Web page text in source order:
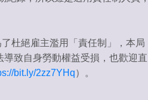
杜絕雇主濫用「責任制」，本局
致自身勞動權益受損，也歡迎直
bit.ly/2zz7YHq）。